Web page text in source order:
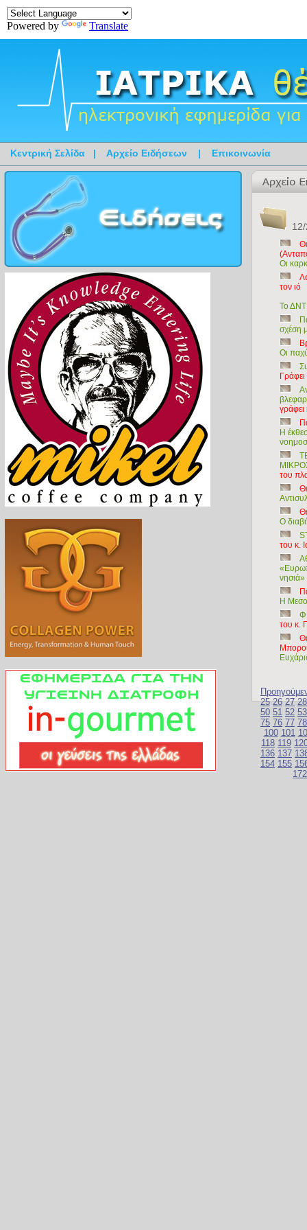
Powered by Translate
Κεντρική Σελίδα | Αρχείο Ειδήσεων | Επικοινωνία
Οι
τον ιό
Το ΔΝΤ
σχέση
Οι
Η
του
Ο
του κ.
νησιά»
Η
του κ.
25 26 27 28
50 51 52 53
75 76 77 78
100 101
118 119
136 137
154 155
172